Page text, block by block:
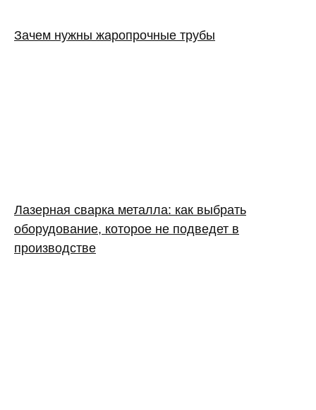
Зачем нужны жаропрочные трубы
Лазерная сварка металла: как выбрать
оборудование, которое не подведет в
производстве